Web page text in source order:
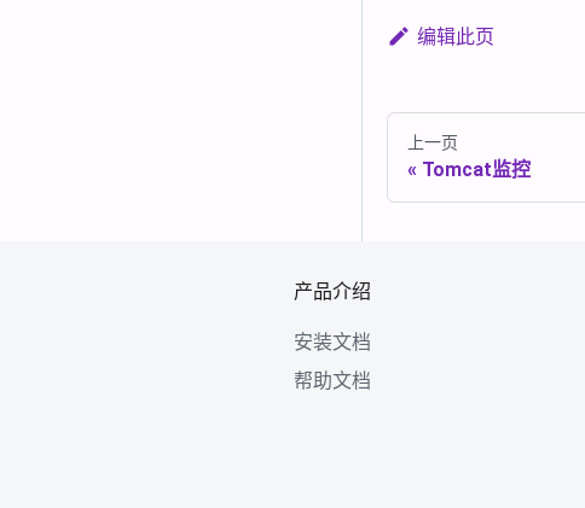
编辑此页
上一页
Tomcat监控
产品介绍
安装文档
帮助文档